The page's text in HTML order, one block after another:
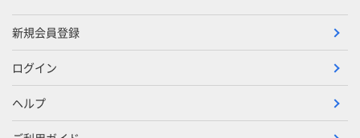
新規会員登録
ログイン
ヘルプ